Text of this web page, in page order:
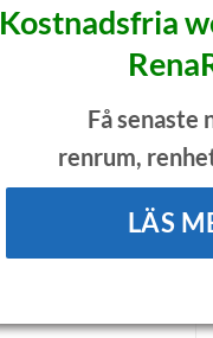
Kostnadsfria
Få senaste
renrum,
LÄS